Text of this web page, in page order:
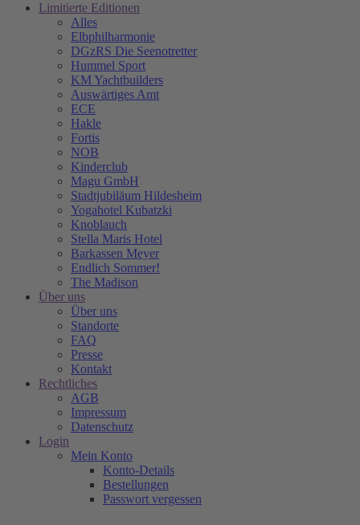
Limitierte Editionen
Alles
Elbphilharmonie
DGzRS Die Seenotretter
Hummel Sport
KM Yachtbuilders
Auswärtiges Amt
ECE
Hakle
Fortis
NOB
Kinderclub
Magu GmbH
Stadtjubiläum Hildesheim
Yogahotel Kubatzki
Knoblauch
Stella Maris Hotel
Barkassen Meyer
Endlich Sommer!
The Madison
Über uns
Über uns
Standorte
FAQ
Presse
Kontakt
Rechtliches
AGB
Impressum
Datenschutz
Login
Mein Konto
Konto-Details
Bestellungen
Passwort vergessen